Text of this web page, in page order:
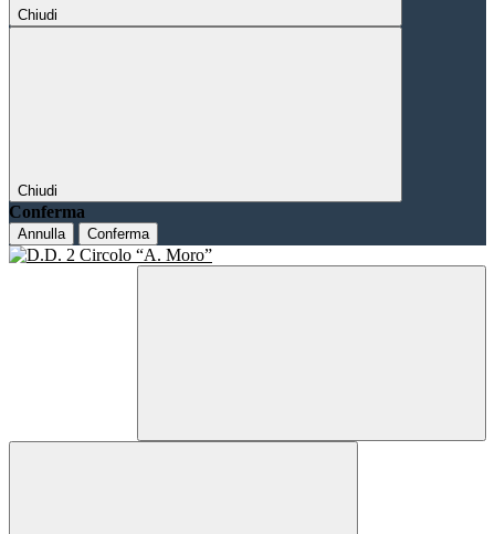
Chiudi
Chiudi
Conferma
Annulla Conferma